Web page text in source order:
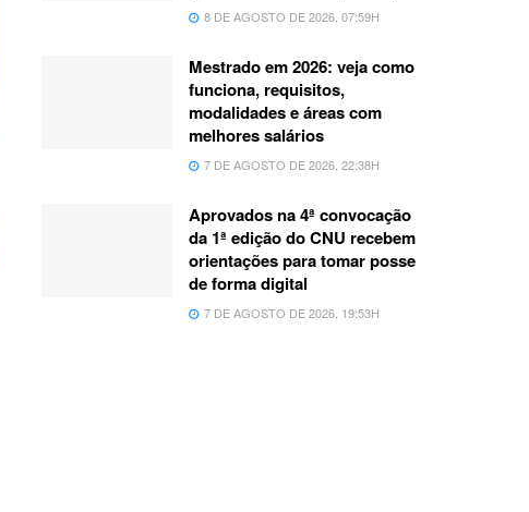
8 DE AGOSTO DE 2026, 07:59H
Mestrado em 2026: veja como
funciona, requisitos,
modalidades e áreas com
melhores salários
7 DE AGOSTO DE 2026, 22:38H
Aprovados na 4ª convocação
da 1ª edição do CNU recebem
orientações para tomar posse
de forma digital
7 DE AGOSTO DE 2026, 19:53H